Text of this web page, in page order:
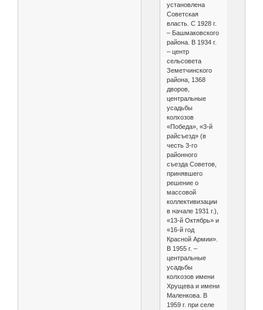
установлена
Советская
власть. С 1928 г.
– Башмаковского
района. В 1934 г.
– центр
сельсовета
Земетчинского
района, 1368
дворов,
центральные
усадьбы
колхозов
«Победа», «3-й
райсъезд» (в
честь 3-го
районного
съезда Советов,
принявшего
решение о
массовой
коллективизации
в начале 1931 г.),
«13-й Октябрь» и
«16-й год
Красной Армии».
В 1955 г. –
центральные
усадьбы
колхозов имени
Хрущева и имени
Маленкова. В
1959 г. при селе